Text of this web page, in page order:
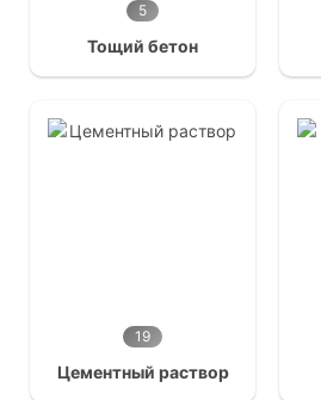
5
Тощий бетон
19
Цементный раствор